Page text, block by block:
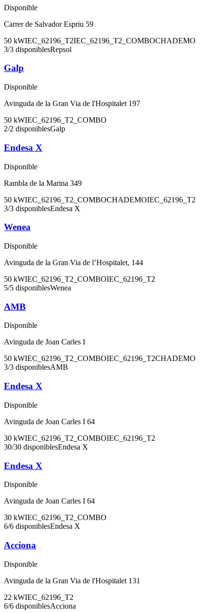
Disponible
Carrer de Salvador Espriu 59
50 kWIEC_62196_T2IEC_62196_T2_COMBOCHADEMO
3/3 disponiblesRepsol
Galp
Disponible
Avinguda de la Gran Via de l'Hospitalet 197
50 kWIEC_62196_T2_COMBO
2/2 disponiblesGalp
Endesa X
Disponible
Rambla de la Marina 349
50 kWIEC_62196_T2_COMBOCHADEMOIEC_62196_T2
3/3 disponiblesEndesa X
Wenea
Disponible
Avinguda de la Gran Via de l’Hospitalet, 144
50 kWIEC_62196_T2_COMBOIEC_62196_T2
5/5 disponiblesWenea
AMB
Disponible
Avinguda de Joan Carles I
50 kWIEC_62196_T2_COMBOIEC_62196_T2CHADEMO
3/3 disponiblesAMB
Endesa X
Disponible
Avinguda de Joan Carles I 64
30 kWIEC_62196_T2_COMBOIEC_62196_T2
30/30 disponiblesEndesa X
Endesa X
Disponible
Avinguda de Joan Carles I 64
30 kWIEC_62196_T2_COMBO
6/6 disponiblesEndesa X
Acciona
Disponible
Avinguda de la Gran Via de l'Hospitalet 131
22 kWIEC_62196_T2
6/6 disponiblesAcciona